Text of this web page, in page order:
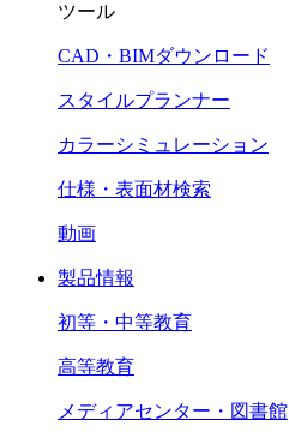
ツール
CAD・BIMダウンロード
スタイルプランナー
カラーシミュレーション
仕様・表面材検索
動画
製品情報
初等・中等教育
高等教育
メディアセンター・図書館